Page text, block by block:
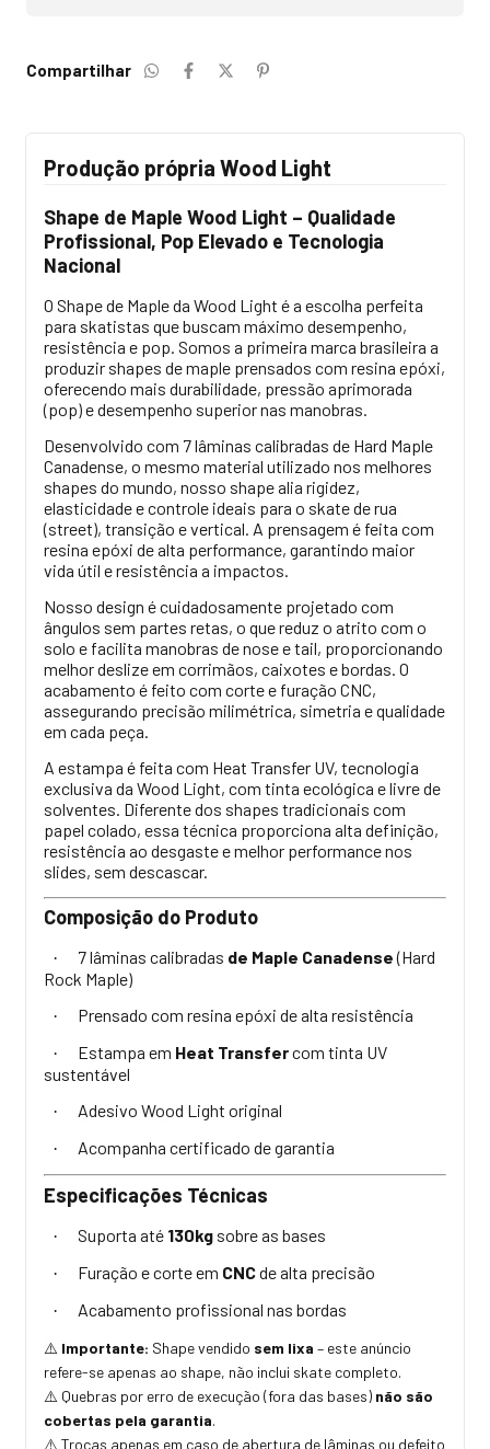
Compartilhar
Produção própria Wood Light
Shape de Maple Wood Light – Qualidade
Profissional, Pop Elevado e Tecnologia
Nacional
O Shape de Maple da Wood Light é a escolha perfeita
para skatistas que buscam máximo desempenho,
resistência e pop. Somos a primeira marca brasileira a
produzir shapes de maple prensados com resina epóxi,
oferecendo mais durabilidade, pressão aprimorada
(pop) e desempenho superior nas manobras.
Desenvolvido com 7 lâminas calibradas de Hard Maple
Canadense, o mesmo material utilizado nos melhores
shapes do mundo, nosso shape alia rigidez,
elasticidade e controle ideais para o skate de rua
(street), transição e vertical. A prensagem é feita com
resina epóxi de alta performance, garantindo maior
vida útil e resistência a impactos.
Nosso design é cuidadosamente projetado com
ângulos sem partes retas, o que reduz o atrito com o
solo e facilita manobras de nose e tail, proporcionando
melhor deslize em corrimãos, caixotes e bordas. O
acabamento é feito com corte e furação CNC,
assegurando precisão milimétrica, simetria e qualidade
em cada peça.
A estampa é feita com Heat Transfer UV, tecnologia
exclusiva da Wood Light, com tinta ecológica e livre de
solventes. Diferente dos shapes tradicionais com
papel colado, essa técnica proporciona alta definição,
resistência ao desgaste e melhor performance nos
slides, sem descascar.
Composição do Produto
· 7 lâminas calibradas de Maple Canadense(Hard
Rock Maple)
· Prensado com resina epóxi de alta resistência
· Estampa em Heat Transfercom tinta UV
sustentável
· Adesivo Wood Light original
· Acompanha certificado de garantia
Especificações Técnicas
· Suporta até 130kg sobre as bases
· Furação e corte em CNCde alta precisão
· Acabamento profissional nas bordas
⚠️ Importante: Shape vendido sem lixa – este anúncio
refere-se apenas ao shape, não inclui skate completo.
⚠️ Quebras por erro de execução (fora das bases) não são
cobertas pela garantia.
⚠️ Trocas apenas em caso de abertura de lâminas ou defeito